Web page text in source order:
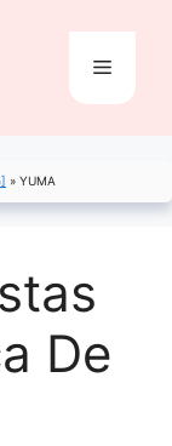
Menú
» YUMA
De